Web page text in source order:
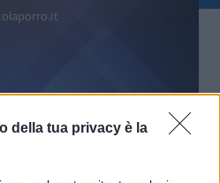
della tua privacy è la
ancora attuale